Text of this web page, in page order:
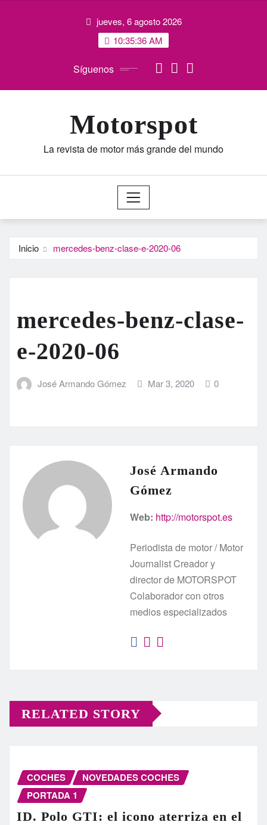
jueves, 6 agosto 2026
10:35:37 AM
Síguenos
Motorspot
La revista de motor más grande del mundo
Inicio mercedes-benz-clase-e-2020-06
mercedes-benz-clase-
e-2020-06
José Armando Gómez Mar 3, 2020 0
José Armando
Gómez
Web: http://motorspot.es
Periodista de motor / Motor
Journalist Creador y
director de MOTORSPOT
Colaborador con otros
medios especializados
RELATED STORY
COCHES
NOVEDADES COCHES
PORTADA 1
ID. Polo GTI: el icono aterriza en el